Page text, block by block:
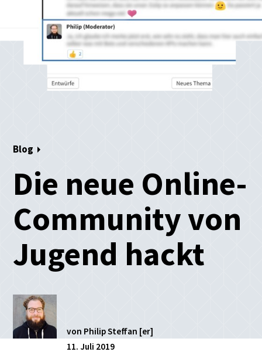
Blog
Die neue Online-
Community von
Jugend hackt
von Philip Steffan [er]
11. Juli 2019